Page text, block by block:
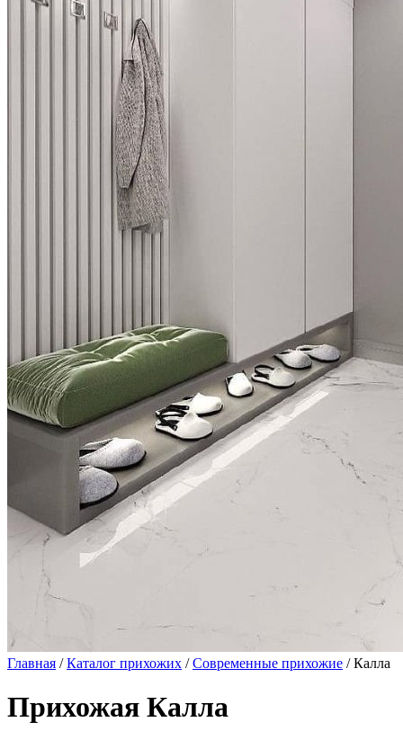
Главная /Каталог прихожих /Современные прихожие / Калла
Прихожая Калла